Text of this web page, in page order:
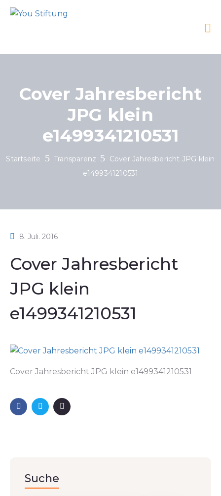
Cover Jahresbericht
JPG klein
e1499341210531
Startseite Transparenz
Cover Jahresbericht JPG klein
e1499341210531
8. Juli. 2016
Cover Jahresbericht
JPG klein
e1499341210531
Cover Jahresbericht JPG klein e1499341210531
Suche